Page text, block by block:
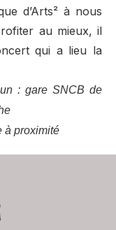
d’Arts² à nous
au mieux, il
qui a lieu la
: gare SNCB de
à proximité